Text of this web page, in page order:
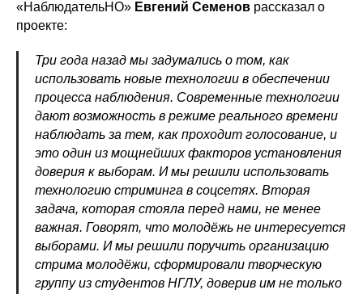
«НаблюдательНО» Евгений Семенов рассказал о
проекте:
Три года назад мы задумались о том, как
использовать новые технологии в обеспечении
процесса наблюдения. Современные технологии
дают возможность в режиме реального времени
наблюдать за тем, как проходит голосование, и
это один из мощнейших факторов установления
доверия к выборам. И мы решили использовать
технологию стриминга в соцсетях. Вторая
задача, которая стояла перед нами, не менее
важная. Говорят, что молодёжь не интересуется
выборами. И мы решили поручить организацию
стрима молодёжи, сформировали творческую
группу из студентов НГЛУ, доверив им не только